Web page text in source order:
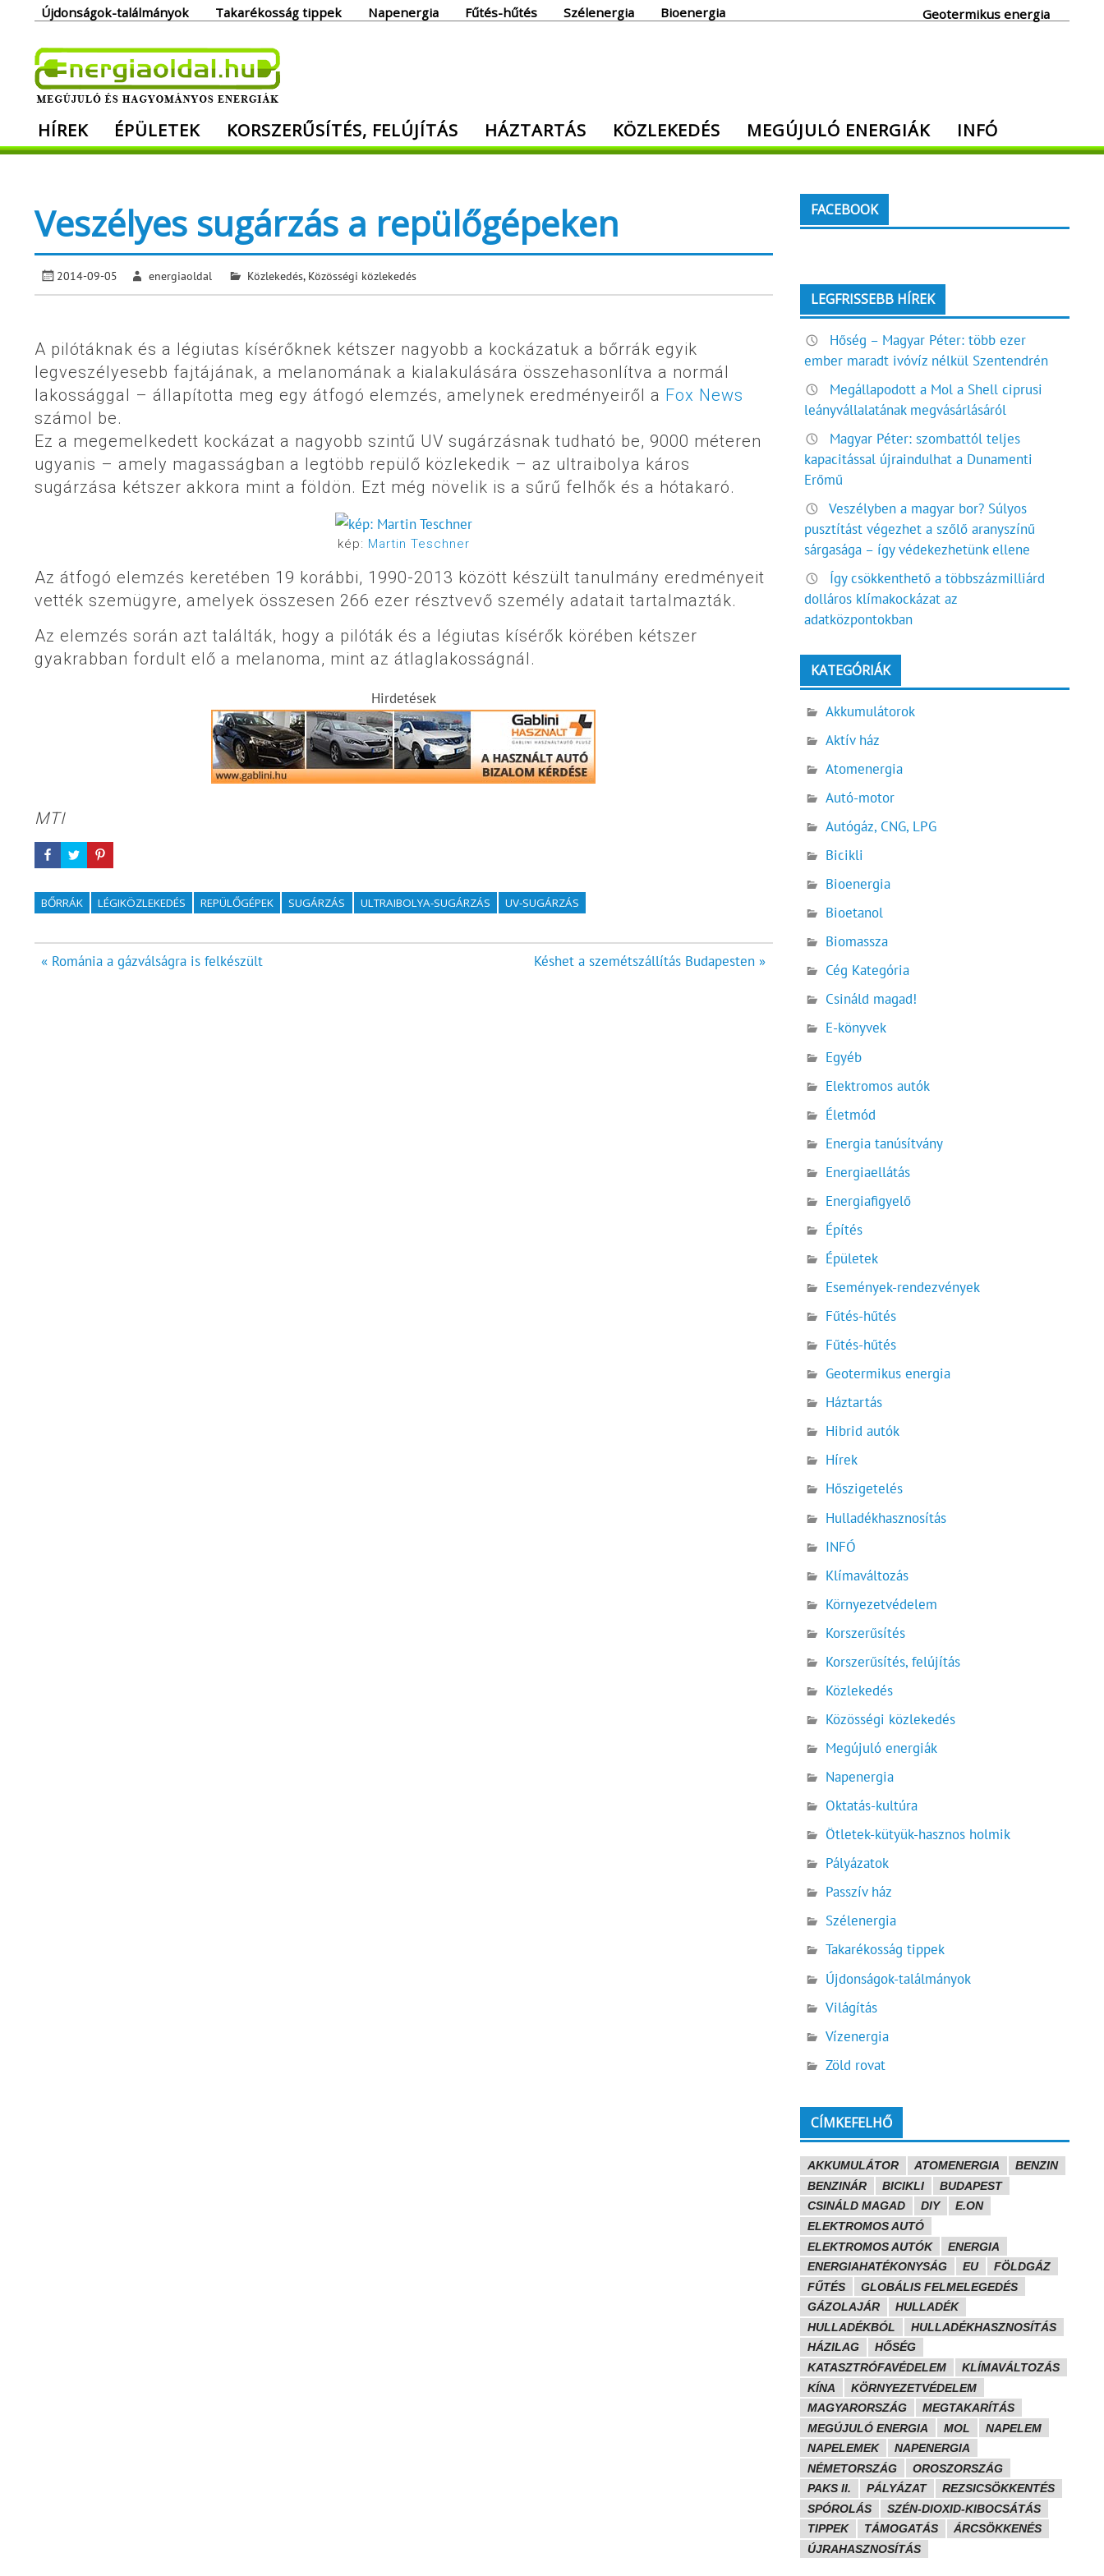
Újdonságok-találmányok Takarékosság tippek Napenergia Fűtés-hűtés Szélenergia Bioenergia Geotermikus energia
Megújuló és hagyományos energiák. Minden, ami energia!
HÍREK ÉPÜLETEK KORSZERŰSÍTÉS, FELÚJÍTÁS HÁZTARTÁS KÖZLEKEDÉS MEGÚJULÓ ENERGIÁK INFÓ
Veszélyes sugárzás a repülőgépeken
2014-09-05 energiaoldal Közlekedés, Közösségi közlekedés
A pilótáknak és a légiutas kísérőknek kétszer nagyobb a kockázatuk a bőrrák egyik
legveszélyesebb fajtájának, a melanomának a kialakulására összehasonlítva a normál
lakossággal – állapította meg egy átfogó elemzés, amelynek eredményeiről a Fox News
számol be.
Ez a megemelkedett kockázat a nagyobb szintű UV sugárzásnak tudható be, 9000 méteren
ugyanis – amely magasságban a legtöbb repülő közlekedik – az ultraibolya káros
sugárzása kétszer akkora mint a földön. Ezt még növelik is a sűrű felhők és a hótakaró.
kép: Martin Teschner
Az átfogó elemzés keretében 19 korábbi, 1990-2013 között készült tanulmány eredményeit
vették szemügyre, amelyek összesen 266 ezer résztvevő személy adatait tartalmazták.
Az elemzés során azt találták, hogy a pilóták és a légiutas kísérők körében kétszer
gyakrabban fordult elő a melanoma, mint az átlaglakosságnál.
Hirdetések
MTI
BŐRRÁK LÉGIKÖZLEKEDÉS REPÜLŐGÉPEK SUGÁRZÁS ULTRAIBOLYA-SUGÁRZÁS UV-SUGÁRZÁS
Bejegyzés
« Románia a gázválságra is felkészült Késhet a szemétszállítás Budapesten »
FACEBOOK
LEGFRISSEBB HÍREK
Hőség – Magyar Péter: több ezer
ember maradt ivóvíz nélkül Szentendrén
Megállapodott a Mol a Shell ciprusi
leányvállalatának megvásárlásáról
Magyar Péter: szombattól teljes
kapacitással újraindulhat a Dunamenti
Erőmű
Veszélyben a magyar bor? Súlyos
pusztítást végezhet a szőlő aranyszínű
sárgasága – így védekezhetünk ellene
Így csökkenthető a többszázmilliárd
dolláros klímakockázat az
adatközpontokban
KATEGÓRIÁK
Akkumulátorok
Aktív ház
Atomenergia
Autó-motor
Autógáz, CNG, LPG
Bicikli
Bioenergia
Bioetanol
Biomassza
Cég Kategória
Csináld magad!
E-könyvek
Egyéb
Elektromos autók
Életmód
Energia tanúsítvány
Energiaellátás
Energiafigyelő
Építés
Épületek
Események-rendezvények
Fűtés-hűtés
Fűtés-hűtés
Geotermikus energia
Háztartás
Hibrid autók
Hírek
Hőszigetelés
Hulladékhasznosítás
INFÓ
Klímaváltozás
Környezetvédelem
Korszerűsítés
Korszerűsítés, felújítás
Közlekedés
Közösségi közlekedés
Megújuló energiák
Napenergia
Oktatás-kultúra
Ötletek-kütyük-hasznos holmik
Pályázatok
Passzív ház
Szélenergia
Takarékosság tippek
Újdonságok-találmányok
Világítás
Vízenergia
Zöld rovat
CÍMKEFELHŐ
AKKUMULÁTOR ATOMENERGIA
BENZIN
BENZINÁR
BICIKLI
BUDAPEST
CSINÁLD MAGAD
DIY
E.ON
ELEKTROMOS AUTÓ
ELEKTROMOS AUTÓK
ENERGIA
ENERGIAHATÉKONYSÁG
EU
FÖLDGÁZ
FŰTÉS
GLOBÁLIS FELMELEGEDÉS
GÁZOLAJÁR
HULLADÉK
HULLADÉKBÓL
HULLADÉKHASZNOSÍTÁS
HÁZILAG
HŐSÉG
KATASZTRÓFAVÉDELEM
KLÍMAVÁLTOZÁS
KÍNA
KÖRNYEZETVÉDELEM
MAGYARORSZÁG
MEGTAKARÍTÁS
MEGÚJULÓ ENERGIA
MOL
NAPELEM
NAPELEMEK
NAPENERGIA
NÉMETORSZÁG
OROSZORSZÁG
PAKS II.
PÁLYÁZAT
REZSICSÖKKENTÉS
SPÓROLÁS
SZÉN-DIOXID-KIBOCSÁTÁS
TIPPEK
TÁMOGATÁS
ÁRCSÖKKENÉS
ÚJRAHASZNOSÍTÁS